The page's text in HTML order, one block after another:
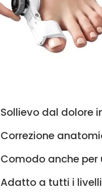
Sollievo dal dolore
Correzione
Comodo anche
Adatto a tutti i